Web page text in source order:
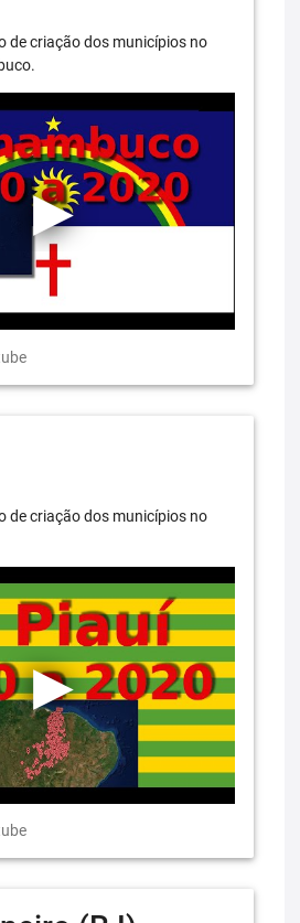
de criação dos municípios no
de criação dos municípios no